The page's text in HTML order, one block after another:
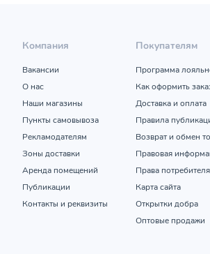
Компания
Вакансии
О нас
Наши магазины
Пункты самовывоза
Рекламодателям
Зоны доставки
Аренда помещений
Публикации
Контакты и реквизиты
Покупателям
Программа
Как оформить
Доставка и оплата
Правила
Возврат и обмен
Правовая
Права потребителя
Карта сайта
Открытки добра
Оптовые продажи